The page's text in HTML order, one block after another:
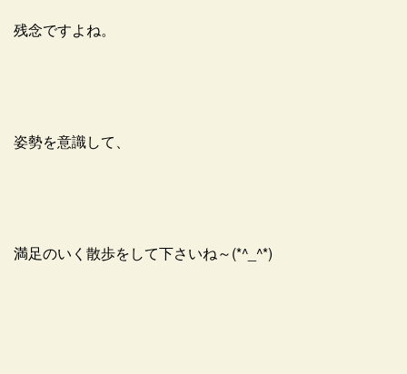
残念ですよね。
姿勢を意識して、
満足のいく散歩をして下さいね～(*^_^*)